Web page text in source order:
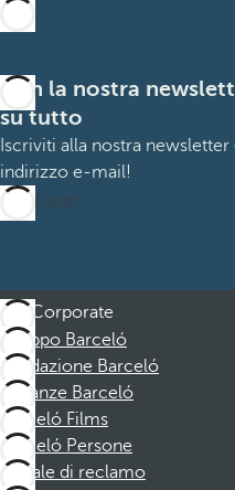
Con la nostra
su tutto
Iscriviti alla nostra
indirizzo e-mail!
Iscrizione
Corporate
Gruppo Barceló
Fondazione Barceló
Vacanze Barceló
Barceló Films
Barceló Persone
Canale di reclamo